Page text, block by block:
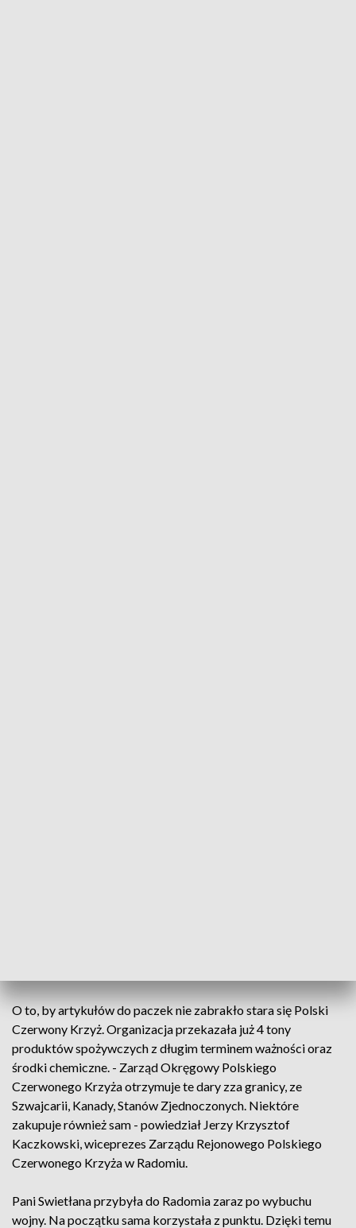
O to, by artykułów do paczek nie zabrakło stara się Polski
Czerwony Krzyż. Organizacja przekazała już 4 tony
produktów spożywczych z długim terminem ważności oraz
środki chemiczne. - Zarząd Okręgowy Polskiego
Czerwonego Krzyża otrzymuje te dary zza granicy, ze
Szwajcarii, Kanady, Stanów Zjednoczonych. Niektóre
zakupuje również sam - powiedział Jerzy Krzysztof
Kaczkowski, wiceprezes Zarządu Rejonowego Polskiego
Czerwonego Krzyża w Radomiu.
Pani Swietłana przybyła do Radomia zaraz po wybuchu
wojny. Na początku sama korzystała z punktu. Dzięki temu